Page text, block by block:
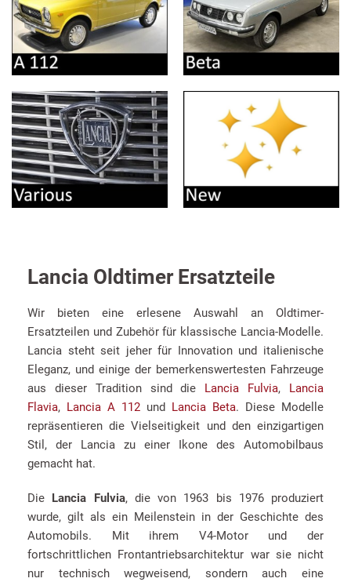
Lancia Oldtimer Ersatzteile
Wir bieten eine erlesene Auswahl an Oldtimer-
Ersatzteilen und Zubehör für klassische Lancia-Modelle.
Lancia steht seit jeher für Innovation und italienische
Eleganz, und einige der bemerkenswertesten Fahrzeuge
aus dieser Tradition sind die Lancia Fulvia, Lancia
Flavia, Lancia A 112 und Lancia Beta. Diese Modelle
repräsentieren die Vielseitigkeit und den einzigartigen
Stil, der Lancia zu einer Ikone des Automobilbaus
gemacht hat.
Die Lancia Fulvia, die von 1963 bis 1976 produziert
wurde, gilt als ein Meilenstein in der Geschichte des
Automobils. Mit ihrem V4-Motor und der
fortschrittlichen Frontantriebsarchitektur war sie nicht
nur technisch wegweisend, sondern auch eine